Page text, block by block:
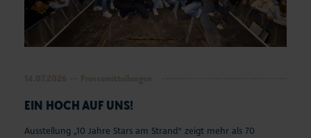
EIN HOCH AUF UNS!
Ausstellung „10 Jahre Stars am Strand“ zeigt mehr als 70